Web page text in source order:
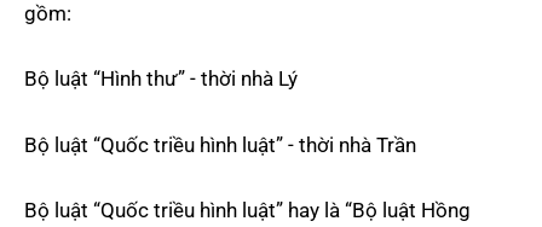
gồm:
Bộ luật “Hình thư” - thời nhà Lý
Bộ luật “Quốc triều hình luật” - thời nhà Trần
Bộ luật “Quốc triều hình luật” hay là “Bộ luật Hồng